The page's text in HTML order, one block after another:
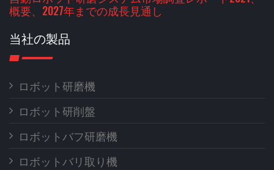
概要、2027年までの成長見通し
当社の製品
ロボット研磨機
ロボット研削盤
ロボットバフ研磨機
ロボットバリ取り機